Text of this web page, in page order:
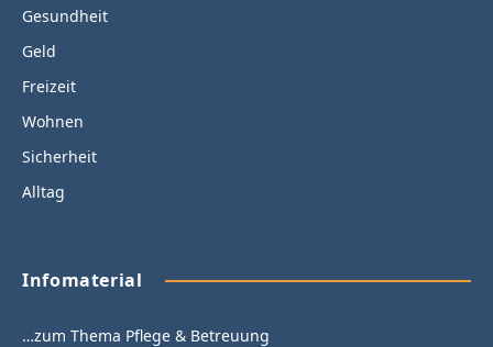
Gesundheit
Geld
Freizeit
Wohnen
Sicherheit
Alltag
Infomaterial
…zum Thema Pflege & Betreuung